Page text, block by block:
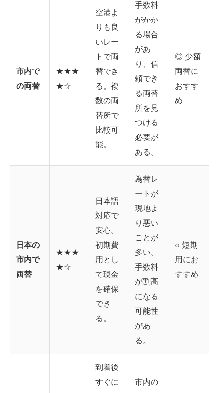
市内で
の両替
★★★
★☆
空港よ
りも良
いレー
トで両
替でき
る。複
数の両
替所で
比較可
能。
手数料
がかか
る場合
があ
り、信
頼でき
る両替
所を見
つける
必要が
ある。
◎ 少額
両替に
おすす
め
日本の
市内で
両替
★★★
★☆
日本語
対応で
安心。
初期費
用とし
て現金
を確保
でき
る。
為替レ
ートが
現地よ
り悪い
ことが
多い。
手数料
が割高
になる
可能性
があ
る。
○ 短期
用にお
すすめ
到着後
すぐに
市内の